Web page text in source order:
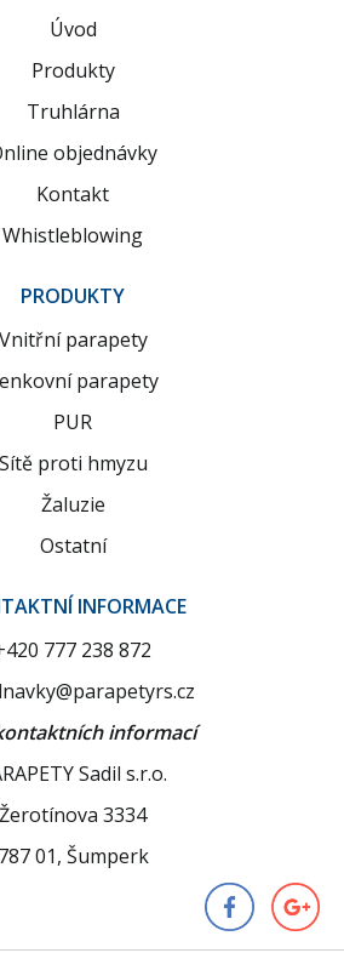
Úvod
Produkty
Truhlárna
objednávky
Kontakt
Whistleblowing
PRODUKTY
Vnitřní parapety
parapety
PUR
Sítě proti hmyzu
Žaluzie
Ostatní
INFORMACE
777 238 872
informací
Sadil s.r.o.
Žerotínova 3334
787 01, Šumperk